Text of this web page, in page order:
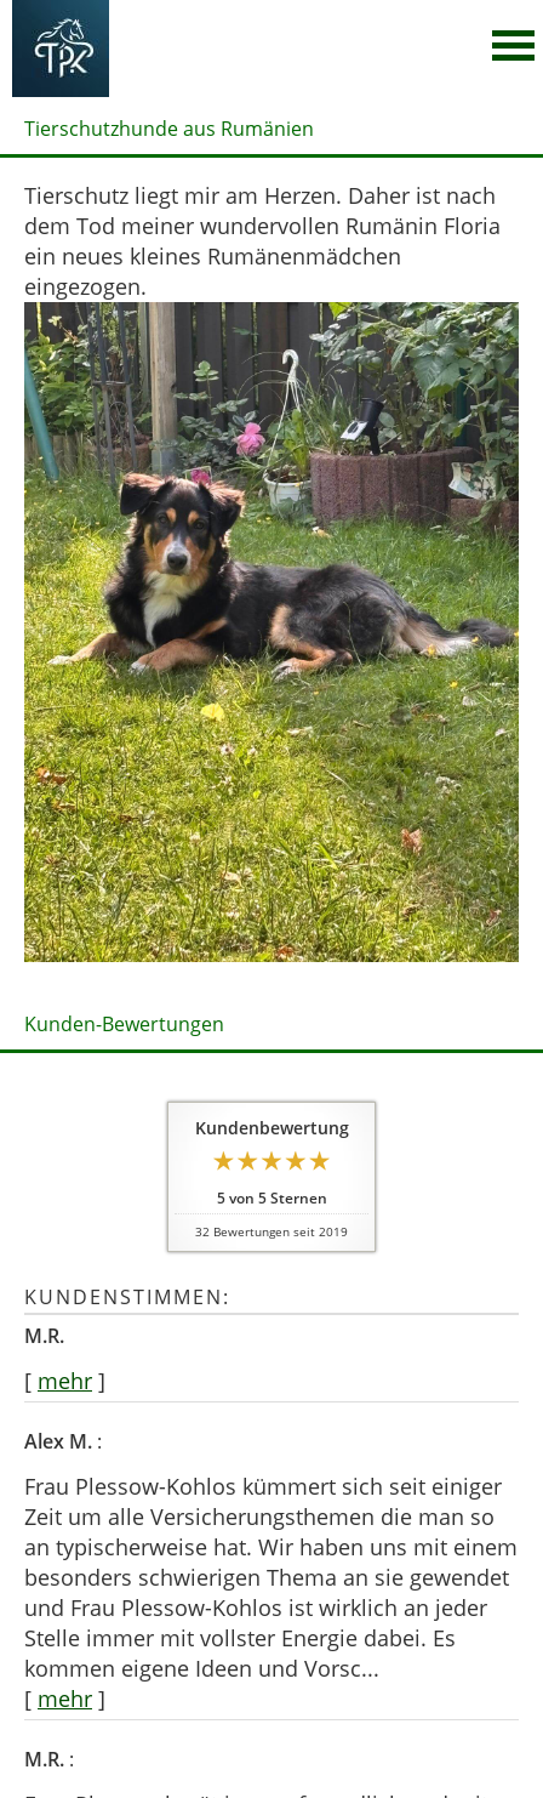
Tierschutzhunde aus Rumänien
Tierschutz liegt mir am Herzen. Daher ist nach
dem Tod meiner wundervollen Rumänin Floria
ein neues kleines Rumänenmädchen
eingezogen.
Kunden-Bewertungen
Kundenbewertung
5von 5Sternen
32 Bewertungen seit 2019
KUNDENSTIMMEN:
M.R.
[ mehr ]
Alex M. :
Frau Plessow-Kohlos kümmert sich seit einiger
Zeit um alle Versicherungsthemen die man so
an typischerweise hat. Wir haben uns mit einem
besonders schwierigen Thema an sie gewendet
und Frau Plessow-Kohlos ist wirklich an jeder
Stelle immer mit vollster Energie dabei. Es
kommen eigene Ideen und Vorsc...
[ mehr ]
M.R. :